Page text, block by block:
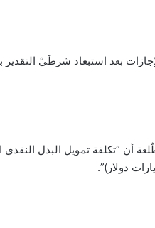
بعد استبعاد شرطَيْ التقدير
أن “تكلفة تمويل البدل